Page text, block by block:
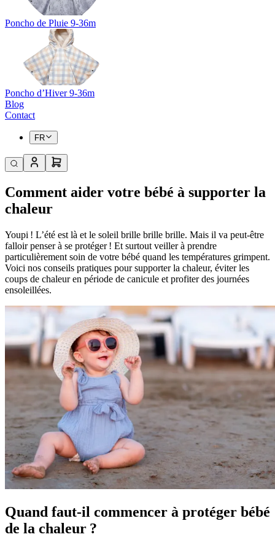
Poncho de Pluie 9-36m
Poncho d’Hiver 9-36m
Blog
Contact
FR
Comment aider votre bébé à supporter la
chaleur
Youpi ! L’été est là et le soleil brille brille brille. Mais il va peut-être
falloir penser à se protéger ! Et surtout veiller à prendre
particulièrement soin de votre bébé quand les températures grimpent.
Voici nos conseils pratiques pour supporter la chaleur, éviter les
coups de chaleur en période de canicule et profiter des journées
ensoleillées.
Quand faut-il commencer à protéger bébé
de la chaleur ?